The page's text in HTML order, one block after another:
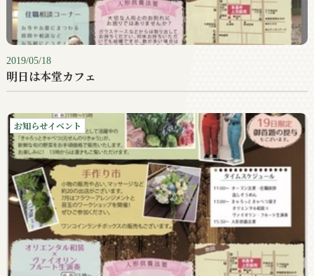
2019/05/18
明日は本堂カフェ
お知らせイベント